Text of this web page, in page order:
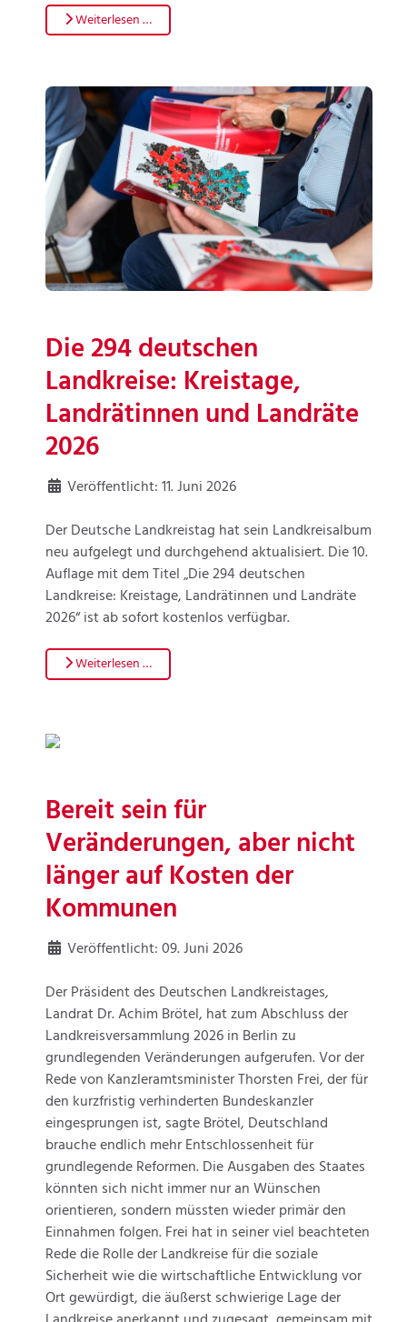
Weiterlesen …
Die 294 deutschen
Landkreise: Kreistage,
Landrätinnen und Landräte
2026
Veröffentlicht: 11. Juni 2026
Der Deutsche Landkreistag hat sein Landkreisalbum
neu aufgelegt und durchgehend aktualisiert. Die 10.
Auflage mit dem Titel „Die 294 deutschen
Landkreise: Kreistage, Landrätinnen und Landräte
2026“ ist ab sofort kostenlos verfügbar.
Weiterlesen …
Bereit sein für
Veränderungen, aber nicht
länger auf Kosten der
Kommunen
Veröffentlicht: 09. Juni 2026
Der Präsident des Deutschen Landkreistages,
Landrat Dr. Achim Brötel, hat zum Abschluss der
Landkreisversammlung 2026 in Berlin zu
grundlegenden Veränderungen aufgerufen. Vor der
Rede von Kanzleramtsminister Thorsten Frei, der für
den kurzfristig verhinderten Bundeskanzler
eingesprungen ist, sagte Brötel, Deutschland
brauche endlich mehr Entschlossenheit für
grundlegende Reformen. Die Ausgaben des Staates
könnten sich nicht immer nur an Wünschen
orientieren, sondern müssten wieder primär den
Einnahmen folgen. Frei hat in seiner viel beachteten
Rede die Rolle der Landkreise für die soziale
Sicherheit wie die wirtschaftliche Entwicklung vor
Ort gewürdigt, die äußerst schwierige Lage der